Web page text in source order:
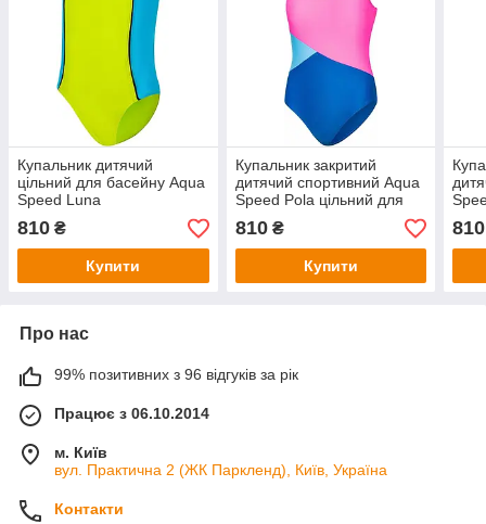
Купальник дитячий
цільний для басейну Aqua
Speed Luna
810 ₴
Купити
Купальник закритий
дитячий спортивний Aqua
Speed Pola цільний для
дівчинки
810₴
Купити
810
Про нас
99% позитивних з 96 відгуків за рік
Працює з 06.10.2014
м. Київ
вул. Практична 2 (ЖК Паркленд), Київ, Україна
Контакти